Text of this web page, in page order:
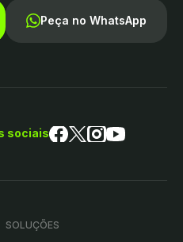
Peça no WhatsApp
sociais
SOLUÇÕES